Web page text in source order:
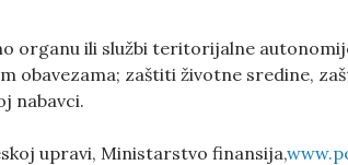
organu ili službi teritorijalne
obavezama; zaštiti životne sredine,
nabavci.
upravi, Ministarstvo finansija,